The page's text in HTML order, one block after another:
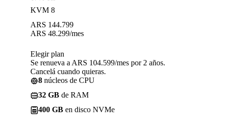
KVM 8
ARS 144.799
ARS 48.299/mes
Elegir plan
Se renueva a ARS 104.599/mes por 2 años.
Cancelá cuando quieras.
8 núcleos de CPU
32 GB de RAM
400 GB en disco NVMe